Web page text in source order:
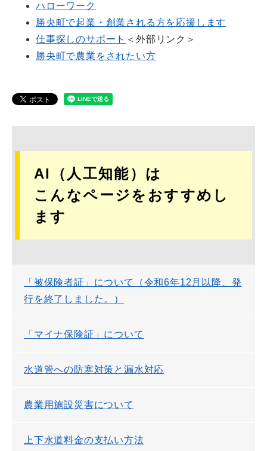
ハローワーク
勝央町で起業・創業される方を応援します
仕事探しのサポート ＜外部リンク＞
勝央町で農業をされたい方
AI（人工知能）は
こんなページをおすすめし
ます
「被保険者証」について（令和6年12月以降、発
行を終了しました。）
「マイナ保険証」について
水道管への防寒対策と漏水対応
農業用施設災害について
上下水道料金の支払い方法